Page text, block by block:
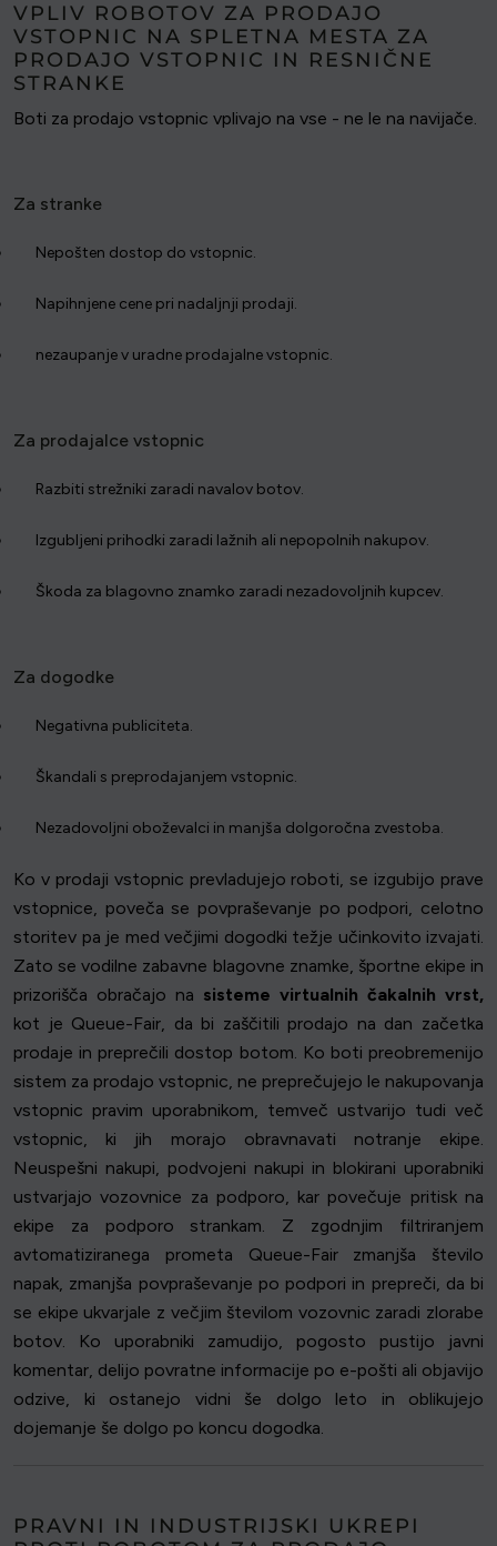
VPLIV ROBOTOV ZA PRODAJO
VSTOPNIC NA SPLETNA MESTA ZA
PRODAJO VSTOPNIC IN RESNIČNE
STRANKE
Boti za prodajo vstopnic vplivajo na vse - ne le na navijače.
Za stranke
Nepošten dostop do vstopnic.
Napihnjene cene pri nadaljnji prodaji.
nezaupanje v uradne prodajalne vstopnic.
Za prodajalce vstopnic
Razbiti strežniki zaradi navalov botov.
Izgubljeni prihodki zaradi lažnih ali nepopolnih nakupov.
Škoda za blagovno znamko zaradi nezadovoljnih kupcev.
Za dogodke
Negativna publiciteta.
Škandali s preprodajanjem vstopnic.
Nezadovoljni oboževalci in manjša dolgoročna zvestoba.
Ko v prodaji vstopnic prevladujejo roboti, se izgubijo prave
vstopnice, poveča se povpraševanje po podpori, celotno
storitev pa je med večjimi dogodki težje učinkovito izvajati.
Zato se vodilne zabavne blagovne znamke, športne ekipe in
prizorišča obračajo na sisteme virtualnih čakalnih vrst,
kot je Queue-Fair, da bi zaščitili prodajo na dan začetka
prodaje in preprečili dostop botom. Ko boti preobremenijo
sistem za prodajo vstopnic, ne preprečujejo le nakupovanja
vstopnic pravim uporabnikom, temveč ustvarijo tudi več
vstopnic, ki jih morajo obravnavati notranje ekipe.
Neuspešni nakupi, podvojeni nakupi in blokirani uporabniki
ustvarjajo vozovnice za podporo, kar povečuje pritisk na
ekipe za podporo strankam. Z zgodnjim filtriranjem
avtomatiziranega prometa Queue-Fair zmanjša število
napak, zmanjša povpraševanje po podpori in prepreči, da bi
se ekipe ukvarjale z večjim številom vozovnic zaradi zlorabe
botov. Ko uporabniki zamudijo, pogosto pustijo javni
komentar, delijo povratne informacije po e-pošti ali objavijo
odzive, ki ostanejo vidni še dolgo leto in oblikujejo
dojemanje še dolgo po koncu dogodka.
PRAVNI IN INDUSTRIJSKI UKREPI